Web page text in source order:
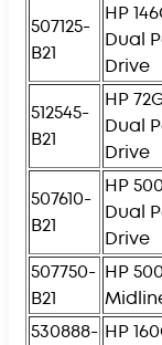
507125-
B21
HP
Dual
Drive
512545-
B21
HP
Dual
Drive
507610-
B21
HP
Dual
Drive
507750-
B21
HP
530888- HP